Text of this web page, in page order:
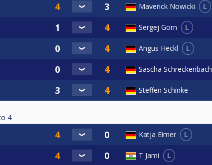
bekannt gegeben
Maverick Nowicki L
Sergej Gorn L
Angus Heckl L
Sascha Schreckenbach
Steffen Schinke
4
Katja Eimer L
T Jami L